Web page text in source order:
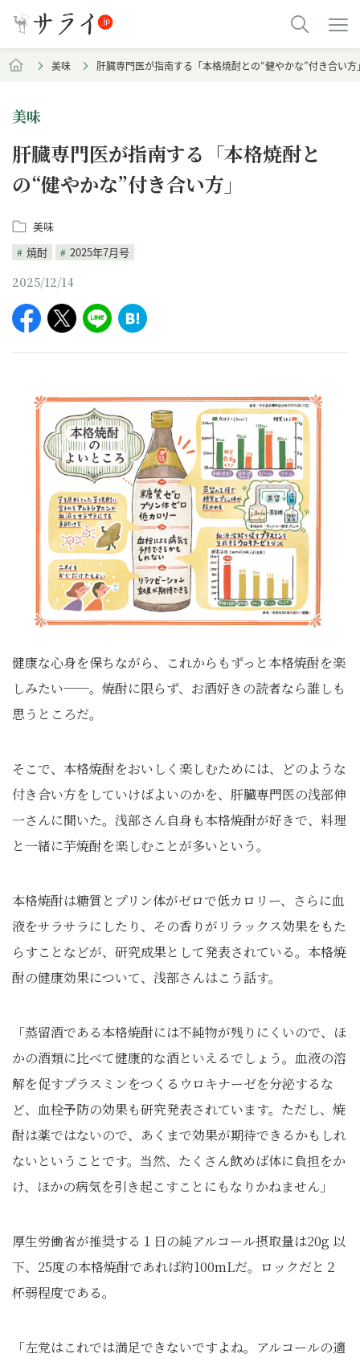
美味 肝臓専門医が指南する「本格焼酎との“健やかな”付き合い方
美味
肝臓専門医が指南する「本格焼酎と
の“健やかな”付き合い方」
美味
焼酎
2025年7月号
2025/12/14
健康な心身を保ちながら、これからもずっと本格焼酎を楽
しみたい──。焼酎に限らず、お酒好きの読者なら誰しも
思うところだ。
そこで、本格焼酎をおいしく楽しむためには、どのような
付き合い方をしていけばよいのかを、肝臓専門医の浅部伸
一さんに聞いた。浅部さん自身も本格焼酎が好きで、料理
と一緒に芋焼酎を楽しむことが多いという。
本格焼酎は糖質とプリン体がゼロで低カロリー、さらに血
液をサラサラにしたり、その香りがリラックス効果をもた
らすことなどが、研究成果として発表されている。本格焼
酎の健康効果について、浅部さんはこう話す。
「蒸留酒である本格焼酎には不純物が残りにくいので、ほ
かの酒類に比べて健康的な酒といえるでしょう。血液の溶
解を促すプラスミンをつくるウロキナーゼを分泌するな
ど、血栓予防の効果も研究発表されています。ただし、焼
酎は薬ではないので、あくまで効果が期待できるかもしれ
ないということです。当然、たくさん飲めば体に負担をか
け、ほかの病気を引き起こすことにもなりかねません」
厚生労働省が推奨する１日の純アルコール摂取量は20g 以
下、25度の本格焼酎であれば約100mLだ。ロックだと２
杯弱程度である。
「左党はこれでは満足できないですよね。アルコールの適